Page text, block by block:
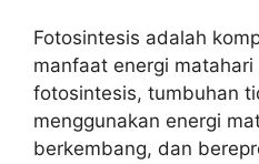
Fotosintesis adalah
manfaat energi
fotosintesis, tumbuhan
menggunakan energi
berkembang, dan